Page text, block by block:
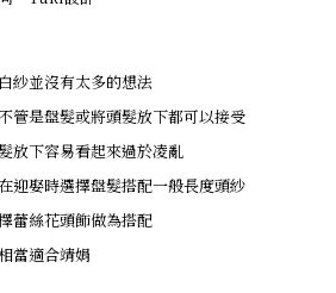
紗並沒有太多的想法
管是盤髮或將頭髮放下都可以接受
放下容易看起來過於凌亂
迎娶時選擇盤髮搭配一般長度頭紗
蕾絲花頭飾做為搭配
當適合靖娟